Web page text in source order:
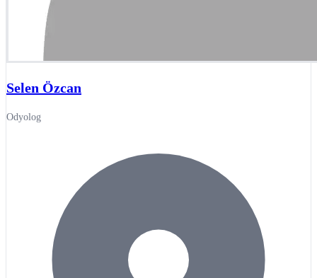
Selen Özcan
Odyolog